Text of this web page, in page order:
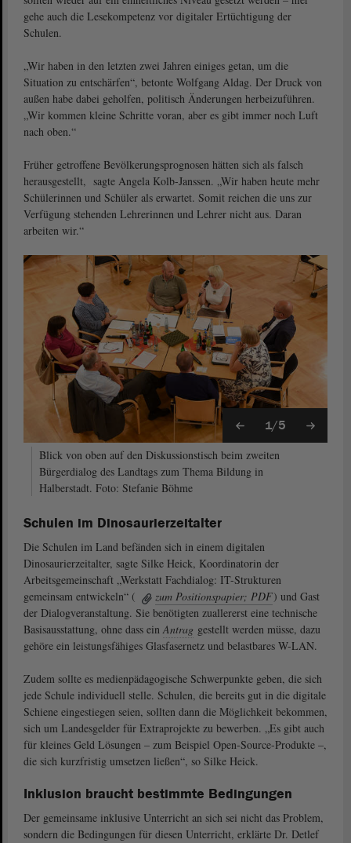
gehe auch die Lesekompetenz vor digitaler Ertüchtigung der
Schulen.
„Wir haben in den letzten zwei Jahren einiges getan, um die
Situation zu entschärfen“, betonte Wolfgang Aldag. Der Druck von
außen habe dabei geholfen, politisch Änderungen herbeizuführen.
„Wir kommen kleine Schritte voran, aber es gibt immer noch Luft
nach oben.“
Früher getroffene Bevölkerungsprognosen hätten sich als falsch
herausgestellt, sagte Angela Kolb-Janssen. „Wir haben heute mehr
Schülerinnen und Schüler als erwartet. Somit reichen die uns zur
Verfügung stehenden Lehrerinnen und Lehrer nicht aus. Daran
arbeiten wir.“
1/5
Blick von oben auf den Diskussionstisch beim zweiten
Bürgerdialog des Landtags zum Thema Bildung in
Halberstadt. Foto: Stefanie Böhme
Schulen im Dinosaurierzeitalter
Die Schulen im Land befänden sich in einem digitalen
Dinosaurierzeitalter, sagte Silke Heick, Koordinatorin der
Arbeitsgemeinschaft „Werkstatt Fachdialog: IT-Strukturen
gemeinsam entwickeln“ (
zum Positionspapier; PDF) und Gast
der Dialogveranstaltung. Sie benötigten zuallererst eine technische
Basisausstattung, ohne dass einAntrag gestellt werden müsse, dazu
gehöre ein leistungsfähiges Glasfasernetz und belastbares W-LAN.
Zudem sollte es medienpädagogische Schwerpunkte geben, die sich
jede Schule individuell stelle. Schulen, die bereits gut in die digitale
Schiene eingestiegen seien, sollten dann die Möglichkeit bekommen,
sich um Landesgelder für Extraprojekte zu bewerben. „Es gibt auch
für kleines Geld Lösungen – zum Beispiel Open-Source-Produkte –,
die sich kurzfristig umsetzen ließen“, so Silke Heick.
Inklusion braucht bestimmte Bedingungen
Der gemeinsame inklusive Unterricht an sich sei nicht das Problem,
sondern die Bedingungen für diesen Unterricht, erklärte Dr. Detlef